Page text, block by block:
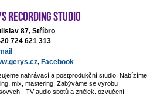
Recording Studio
87, Stříbro
724 621 313
, Facebook
nahrávací a postprodukční studio. Nabízíme
mix, mastering. Zabýváme se výrobu
- TV audio spotů a znělek, ozvučení